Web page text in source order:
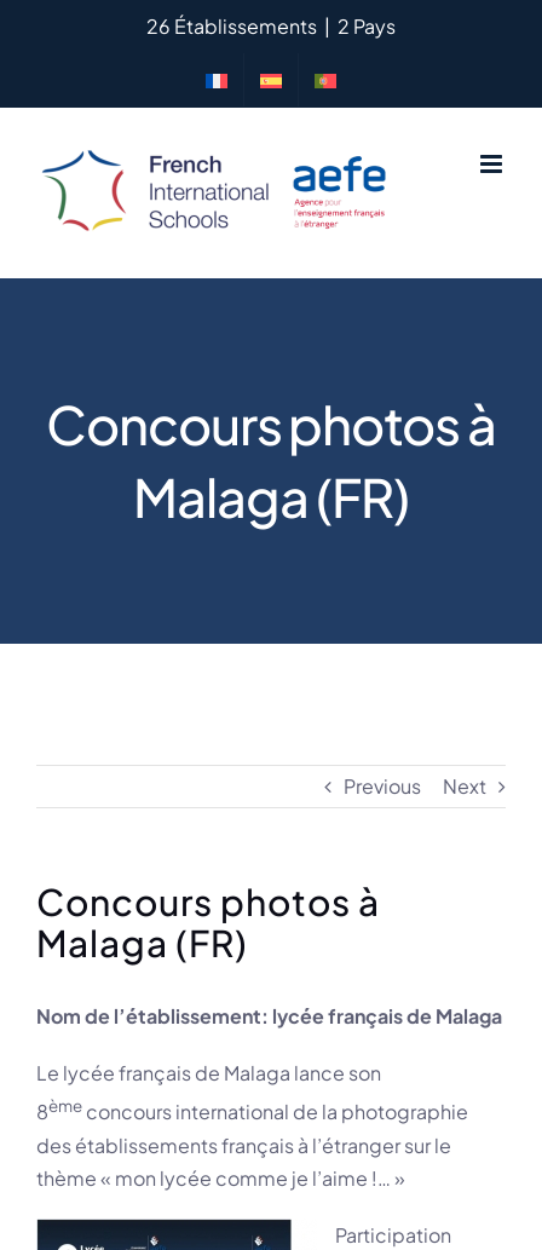
26 Établissements | 2 Pays
Concours photos à
Malaga (FR)
Previous Next
Concours photos à
Malaga (FR)
Nom de l’établissement: lycée français de Malaga
Le lycée français de Malaga lance son
8ème concours international de la photographie
des établissements français à l’étranger sur le
thème « mon lycée comme je l’aime !… »
Participation